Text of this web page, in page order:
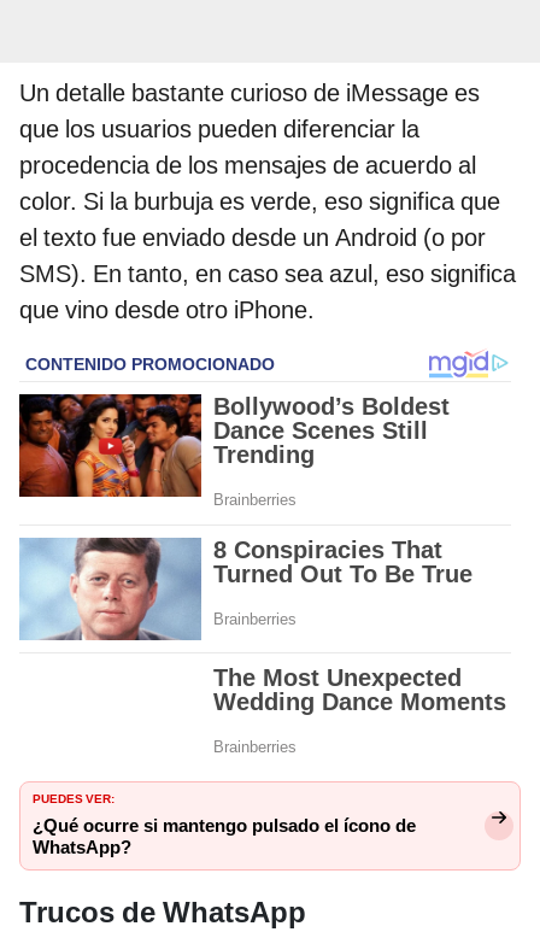
Un detalle bastante curioso de iMessage es
que los usuarios pueden diferenciar la
procedencia de los mensajes de acuerdo al
color. Si la burbuja es verde, eso significa que
el texto fue enviado desde un Android (o por
SMS). En tanto, en caso sea azul, eso significa
que vino desde otro iPhone.
PUEDES VER:
¿Qué ocurre si mantengo pulsado el ícono de
WhatsApp?
Trucos de WhatsApp